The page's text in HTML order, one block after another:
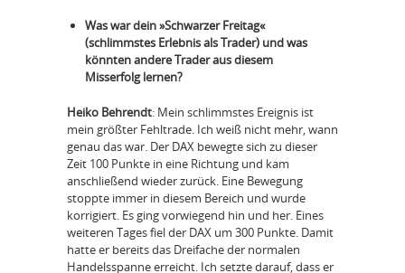
Was war dein »Schwarzer Freitag«
(schlimmstes Erlebnis als Trader) und was
könnten andere Trader aus diesem
Misserfolg lernen?
Heiko Behrendt: Mein schlimmstes Ereignis ist
mein größter Fehltrade. Ich weiß nicht mehr, wann
genau das war. Der DAX bewegte sich zu dieser
Zeit 100 Punkte in eine Richtung und kam
anschließend wieder zurück. Eine Bewegung
stoppte immer in diesem Bereich und wurde
korrigiert. Es ging vorwiegend hin und her. Eines
weiteren Tages fiel der DAX um 300 Punkte. Damit
hatte er bereits das Dreifache der normalen
Handelsspanne erreicht. Ich setzte darauf, dass er